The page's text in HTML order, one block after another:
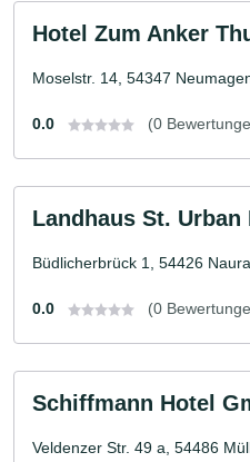
Hotel Zum Anker
Moselstr. 14, 54347
0.0 (0
Landhaus St.
Büdlicherbrück 1, 54426
0.0 (0
Schiffmann Hotel
Veldenzer Str. 49 a, 54486